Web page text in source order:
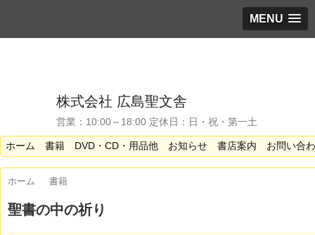
MENU
株式会社 広島聖文舎
営業：10:00～18:00 定休日：日・祝・第一土
ホーム 書籍 DVD・CD・用品他 お知らせ 書店案内 お問い合
ホーム 書籍
聖書の中の祈り